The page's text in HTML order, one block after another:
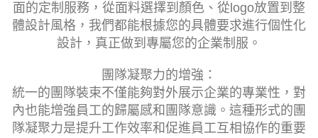
面的定制服務，從面料選擇到顏色、從logo放置到整
體設計風格，我們都能根據您的具體要求進行個性化
設計，真正做到專屬您的企業制服。
團隊凝聚力的增強：
統一的團隊裝束不僅能夠對外展示企業的專業性，對
內也能增強員工的歸屬感和團隊意識。這種形式的團
隊凝聚力是提升工作效率和促進員工互相協作的重要